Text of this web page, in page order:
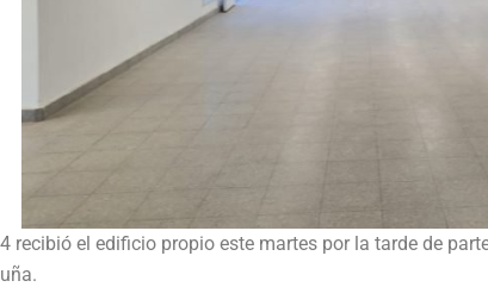
recibió el edificio propio este martes por la tarde de